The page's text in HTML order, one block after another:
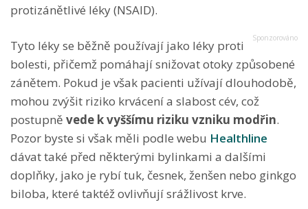
protizánětlivé léky (NSAID).
Tyto léky se běžně používají jako léky proti
bolesti, přičemž pomáhají snižovat otoky způsobené
zánětem. Pokud je však pacienti užívají dlouhodobě,
mohou zvýšit riziko krvácení a slabost cév, což
postupně vede k vyššímu riziku vzniku modřin.
Pozor byste si však měli podle webu Healthline
dávat také před některými bylinkami a dalšími
doplňky, jako je rybí tuk, česnek, ženšen nebo ginkgo
biloba, které taktéž ovlivňují srážlivost krve.